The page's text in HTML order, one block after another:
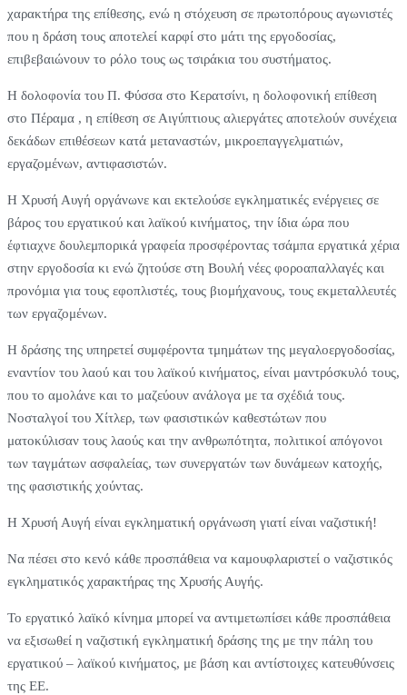
χαρακτήρα της επίθεσης, ενώ η στόχευση σε πρωτοπόρους αγωνιστές
που η δράση τους αποτελεί καρφί στο μάτι της εργοδοσίας,
επιβεβαιώνουν το ρόλο τους ως τσιράκια του συστήματος.
Η δολοφονία του Π. Φύσσα στο Κερατσίνι, η δολοφονική επίθεση
στο Πέραμα , η επίθεση σε Αιγύπτιους αλιεργάτες αποτελούν συνέχεια
δεκάδων επιθέσεων κατά μεταναστών, μικροεπαγγελματιών,
εργαζομένων, αντιφασιστών.
Η Χρυσή Αυγή οργάνωνε και εκτελούσε εγκληματικές ενέργειες σε
βάρος του εργατικού και λαϊκού κινήματος, την ίδια ώρα που
έφτιαχνε δουλεμπορικά γραφεία προσφέροντας τσάμπα εργατικά χέρια
στην εργοδοσία κι ενώ ζητούσε στη Βουλή νέες φοροαπαλλαγές και
προνόμια για τους εφοπλιστές, τους βιομήχανους, τους εκμεταλλευτές
των εργαζομένων.
Η δράσης της υπηρετεί συμφέροντα τμημάτων της μεγαλοεργοδοσίας,
εναντίον του λαού και του λαϊκού κινήματος, είναι μαντρόσκυλό τους,
που το αμολάνε και το μαζεύουν ανάλογα με τα σχέδιά τους.
Νοσταλγοί του Χίτλερ, των φασιστικών καθεστώτων που
ματοκύλισαν τους λαούς και την ανθρωπότητα, πολιτικοί απόγονοι
των ταγμάτων ασφαλείας, των συνεργατών των δυνάμεων κατοχής,
της φασιστικής χούντας.
Η Χρυσή Αυγή είναι εγκληματική οργάνωση γιατί είναι ναζιστική!
Να πέσει στο κενό κάθε προσπάθεια να καμουφλαριστεί ο ναζιστικός
εγκληματικός χαρακτήρας της Χρυσής Αυγής.
Το εργατικό λαϊκό κίνημα μπορεί να αντιμετωπίσει κάθε προσπάθεια
να εξισωθεί η ναζιστική εγκληματική δράσης της με την πάλη του
εργατικού – λαϊκού κινήματος, με βάση και αντίστοιχες κατευθύνσεις
της ΕΕ.